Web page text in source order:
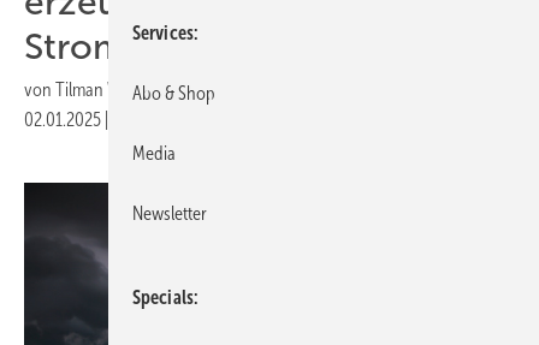
Strom
von Tilman Weber
02.01.2025
Services
Abo & Shop
Media
Newsletter
Specials